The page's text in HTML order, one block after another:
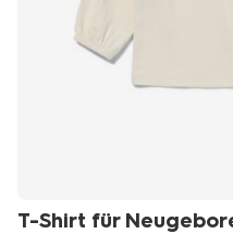
T-Shirt für